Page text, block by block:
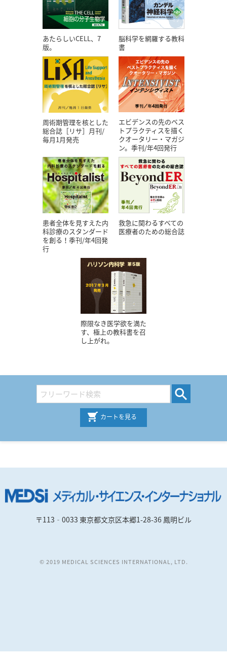
あたらしいCELL、7
版。
脳科学を網羅する教科
書
周術期管理を核とした
総合誌［リサ］月刊/
毎月1月発売
エビデンスの先のベス
トプラクティスを描く
クオータリー・マガジ
ン。季刊/年4回発行
患者全体を見すえた内
科診療のスタンダード
を創る！季刊/年4回発
行
救急に関わるすべての
医療者のための総合誌
際限なき医学欲を満た
す、極上の教科書を召
し上がれ。
カートを見る
〒113‐0033 東京都文京区本郷1-28-36 鳳明ビル
© 2019 MEDICAL SCIENCES INTERNATIONAL, LTD.